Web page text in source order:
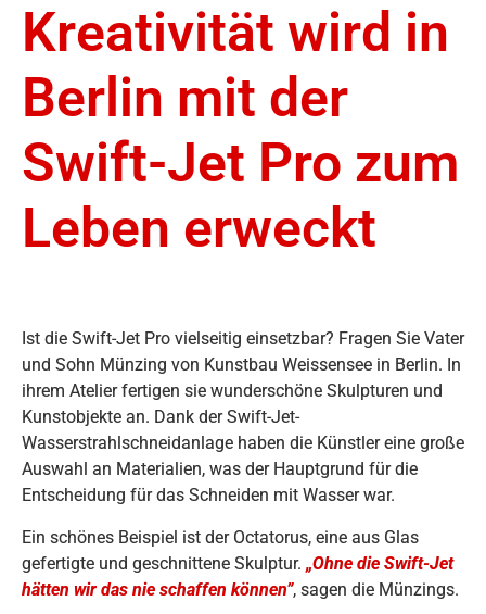
Kreativität wird in
Berlin mit der
Swift-Jet Pro zum
Leben erweckt
Ist die Swift-Jet Pro vielseitig einsetzbar? Fragen Sie Vater
und Sohn Münzing von Kunstbau Weissensee in Berlin. In
ihrem Atelier fertigen sie wunderschöne Skulpturen und
Kunstobjekte an. Dank der Swift-Jet-
Wasserstrahlschneidanlage haben die Künstler eine große
Auswahl an Materialien, was der Hauptgrund für die
Entscheidung für das Schneiden mit Wasser war.
Ein schönes Beispiel ist der Octatorus, eine aus Glas
gefertigte und geschnittene Skulptur. „Ohne die Swift-Jet
hätten wir das nie schaffen können”, sagen die Münzings.